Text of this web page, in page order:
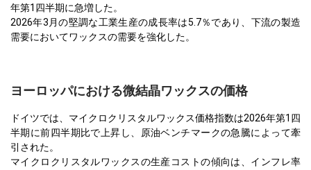
年第1四半期に急増した。
2026年3月の堅調な工業生産の成長率は5.7％であり、下流の製造
需要においてワックスの需要を強化した。
ヨーロッパにおける微結晶ワックスの価格
ドイツでは、マイクロクリスタルワックス価格指数は2026年第1四
半期に前四半期比で上昇し、原油ベンチマークの急騰によって牽
引された。
マイクロクリスタルワックスの生産コストの傾向は、インフレ率